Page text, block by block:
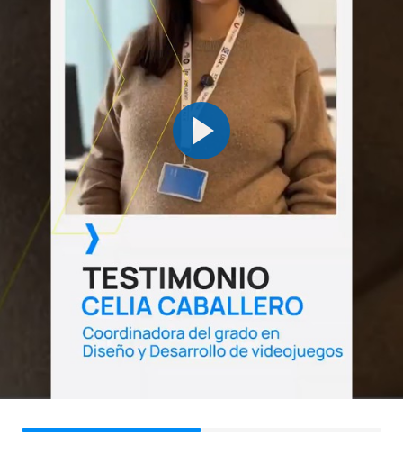
Realtà virtuale e realtà
OB 6
Animazione 3D III - Viso
Narrazioni transmediali 6 1°/2°
Serious Games, Edutainment e
Gamification*
Progettazione di giochi
sperimentali*
OP 6